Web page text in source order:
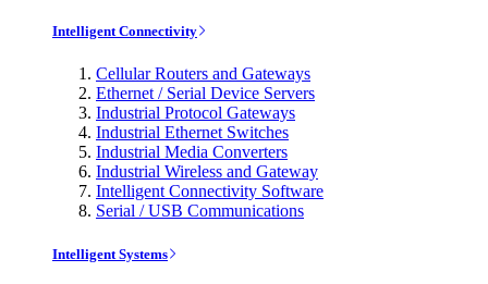
Intelligent Connectivity
Cellular Routers and Gateways
Ethernet / Serial Device Servers
Industrial Protocol Gateways
Industrial Ethernet Switches
Industrial Media Converters
Industrial Wireless and Gateway
Intelligent Connectivity Software
Serial / USB Communications
Intelligent Systems